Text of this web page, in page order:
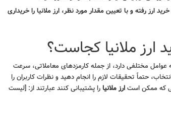
ارز رفته و با تعیین مقدار مورد نظر، ارز ملانیارا خریداری
ارز ملانیا کجاست؟
مختلفی دارد، از جمله کارمزدهای معاملاتی، سرعت
حتماً تحقیقات لازم را انجام دهید و نظرات کاربران را
که ممکن استارز ملانیا را پشتیبانی کنند عبارتند از: [لیست